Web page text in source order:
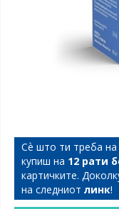
Сѐ што ти треба
купиш на 12 рати
картичките.
на следниот линк!